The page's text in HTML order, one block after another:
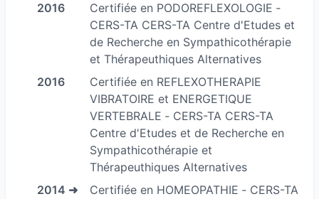
-Enseignante et conférencière en SHOU-ZU /
SU-JOK Thérapie au sein du C.E.R.S. TA le
Centre d'Etudes en Sympathicothérapie et
Techniques Alternatives.
-Depuis 2014 elle est praticienne certifiée en
BIORESONANCE et MÉDECINE QUANTIQUE
ENERGETIQUE
- Enseignante en SHOU-ZU thérapie au sein du
2016
Certifiée en PODOREFLEXOLOGIE ‐
CERS-TA CERS-TA Centre d'Etudes et
de Recherche en Sympathicothérapie
et Thérapeuthiques Alternatives
2016
Certifiée en REFLEXOTHERAPIE
VIBRATOIRE et ENERGETIQUE
VERTEBRALE ‐ CERS-TA CERS-TA
Centre d'Etudes et de Recherche en
Sympathicothérapie et
Thérapeuthiques Alternatives
2014 ➜
Certifiée en HOMEOPATHIE ‐ CERS-TA